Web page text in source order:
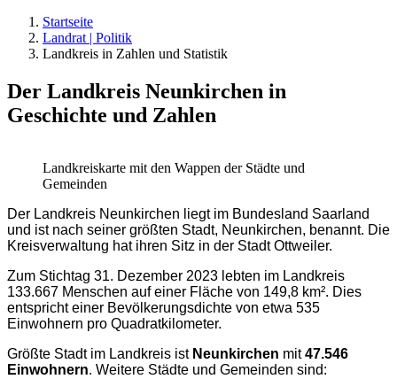
Startseite
Landrat | Politik
Landkreis in Zahlen und Statistik
Der Landkreis Neunkirchen in
Geschichte und Zahlen
Landkreiskarte mit den Wappen der Städte und
Gemeinden
Der Landkreis Neunkirchen liegt im Bundesland Saarland
und ist nach seiner größten Stadt, Neunkirchen, benannt. Die
Kreisverwaltung hat ihren Sitz in der Stadt Ottweiler.
Zum Stichtag 31. Dezember 2023 lebten im Landkreis
133.667 Menschen auf einer Fläche von 149,8 km². Dies
entspricht einer Bevölkerungsdichte von etwa 535
Einwohnern pro Quadratkilometer.
Größte Stadt im Landkreis ist Neunkirchen mit47.546
Einwohnern. Weitere Städte und Gemeinden sind: